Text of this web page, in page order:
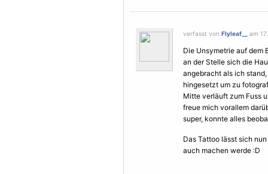
verfasst von Flyleaf__ am
Die Unsymetrie auf dem
an der Stelle sich die
angebracht als ich
hingesetzt um zu
Mitte verläuft zum Fuss
freue mich vorallem
super, konnte alles
Das Tattoo lässt sich
auch machen werde :D